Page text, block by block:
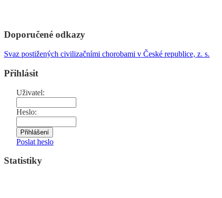
Doporučené odkazy
Svaz postižených civilizačními chorobami v České republice, z. s.
Přihlásit
Uživatel:
Heslo:
Poslat heslo
Statistiky